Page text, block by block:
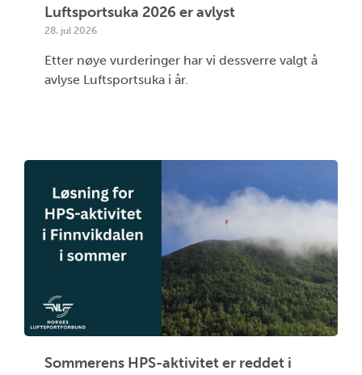
Luftsportsuka 2026 er avlyst
28. jul 2026
Etter nøye vurderinger har vi dessverre valgt å
avlyse Luftsportsuka i år.
Sommerens HPS-aktivitet er reddet i